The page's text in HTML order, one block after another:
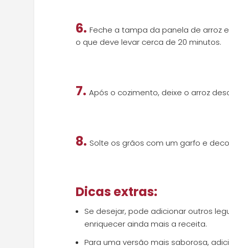
6. Feche a tampa da panela de arroz
o que deve levar cerca de 20 minutos.
7. Após o cozimento, deixe o arroz
8. Solte os grãos com um garfo e
Dicas extras:
Se desejar, pode adicionar outros
enriquecer ainda mais a receita.
Para uma versão mais saborosa,